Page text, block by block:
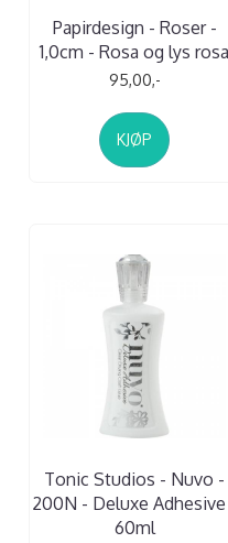
Papirdesign - Roser -
1,0cm - Rosa og lys rosa
95,00,-
KJØP
Tonic Studios - Nuvo -
200N - Deluxe
60ml